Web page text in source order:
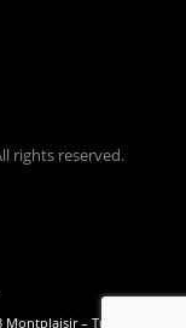
rights reserved.
– Tunis